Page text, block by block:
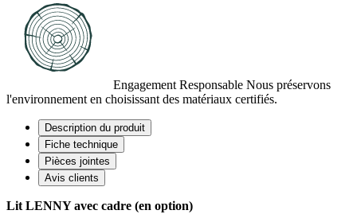
Engagement Responsable Nous préservons
l'environnement en choisissant des matériaux certifiés.
Description du produit
Fiche technique
Pièces jointes
Avis clients
Lit LENNY avec cadre (en option)